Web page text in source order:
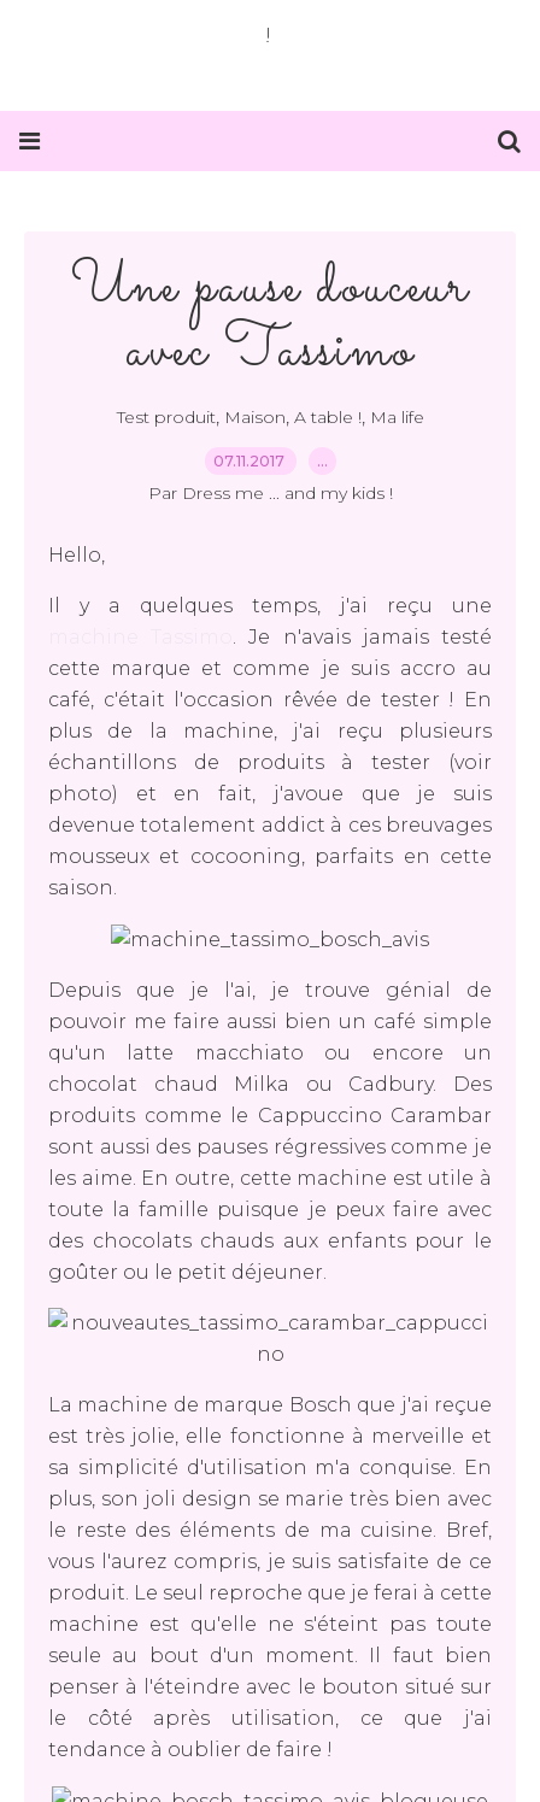
!
Une pause douceur
avec Tassimo
Test produit, Maison, A table !, Ma life
07.11.2017 …
Par Dress me ... and my kids !
Hello,
Il y a quelques temps, j'ai reçu une
. Je n'avais jamais testé
cette marque et comme je suis accro au
café, c'était l'occasion rêvée de tester ! En
plus de la machine, j'ai reçu plusieurs
échantillons de produits à tester (voir
photo) et en fait, j'avoue que je suis
devenue totalement addict à ces breuvages
mousseux et cocooning, parfaits en cette
saison.
Depuis que je l'ai, je trouve génial de
pouvoir me faire aussi bien un café simple
qu'un latte macchiato ou encore un
chocolat chaud Milka ou Cadbury. Des
produits comme le Cappuccino Carambar
sont aussi des pauses régressives comme je
les aime. En outre, cette machine est utile à
toute la famille puisque je peux faire avec
des chocolats chauds aux enfants pour le
goûter ou le petit déjeuner.
La machine de marque Bosch que j'ai reçue
est très jolie, elle fonctionne à merveille et
sa simplicité d'utilisation m'a conquise. En
plus, son joli design se marie très bien avec
le reste des éléments de ma cuisine. Bref,
vous l'aurez compris, je suis satisfaite de ce
produit. Le seul reproche que je ferai à cette
machine est qu'elle ne s'éteint pas toute
seule au bout d'un moment. Il faut bien
penser à l'éteindre avec le bouton situé sur
le côté après utilisation, ce que j'ai
tendance à oublier de faire !